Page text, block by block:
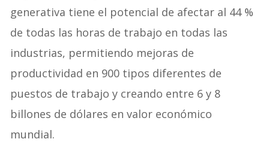
generativa tiene el potencial de afectar al 44 %
de todas las horas de trabajo en todas las
industrias, permitiendo mejoras de
productividad en 900 tipos diferentes de
puestos de trabajo y creando entre 6 y 8
billones de dólares en valor económico
mundial.